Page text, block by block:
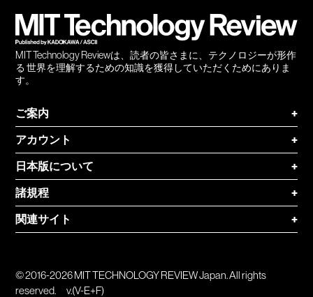
MIT Technology Reviewは、読者の皆さまに、テクノロジーが形作
る 世界を理解するための知識を獲得していただくためにありま
す。
ご案内
+
アカウント
+
日本版について
+
諸規程
+
関連サイト
+
© 2016-2026 MIT TECHNOLOGY REVIEW Japan. All rights
reserved.
v.(V-E+F)